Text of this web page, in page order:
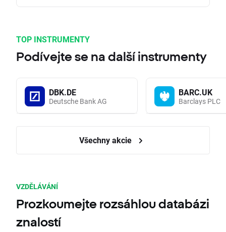
TOP INSTRUMENTY
Podívejte se na další instrumenty
DBK.DE
Deutsche Bank AG
BARC.UK
Barclays PLC
Všechny akcie
VZDĚLÁVÁNÍ
Prozkoumejte rozsáhlou databázi
znalostí